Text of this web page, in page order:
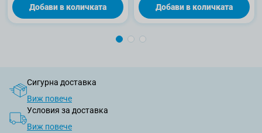
Добави в количката Добави в количката
Сигурна доставка
Виж повече
Условия за доставка
Виж повече